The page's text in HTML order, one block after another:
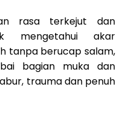
rasa terkejut dan
mengetahui akar
tanpa berucap salam,
bagian muka dan
trauma dan penuh